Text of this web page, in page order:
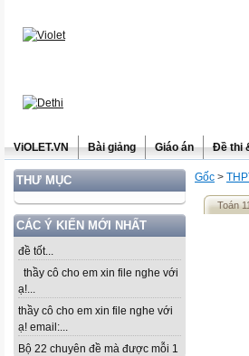
ViOLET.VN Bài giảng Giáo án Đề thi
THƯ MỤC
CÁC Ý KIẾN MỚI NHẤT
đề tốt...
thầy cô cho em xin file nghe với
ạ!...
thầy cô cho em xin file nghe với
ạ! email:...
Bộ 22 chuyên đề mà được mỗi 1
Gốc >
Toán